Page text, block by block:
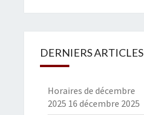
DERNIERS ARTICLES
Horaires de décembre
2025 16 décembre 2025